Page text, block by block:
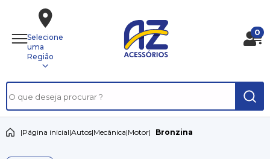
Selecione
uma
Região
0
|Página inicial|Autos|Mecânica|Motor| Bronzina